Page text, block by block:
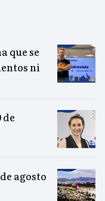
que se
ni
de
agosto